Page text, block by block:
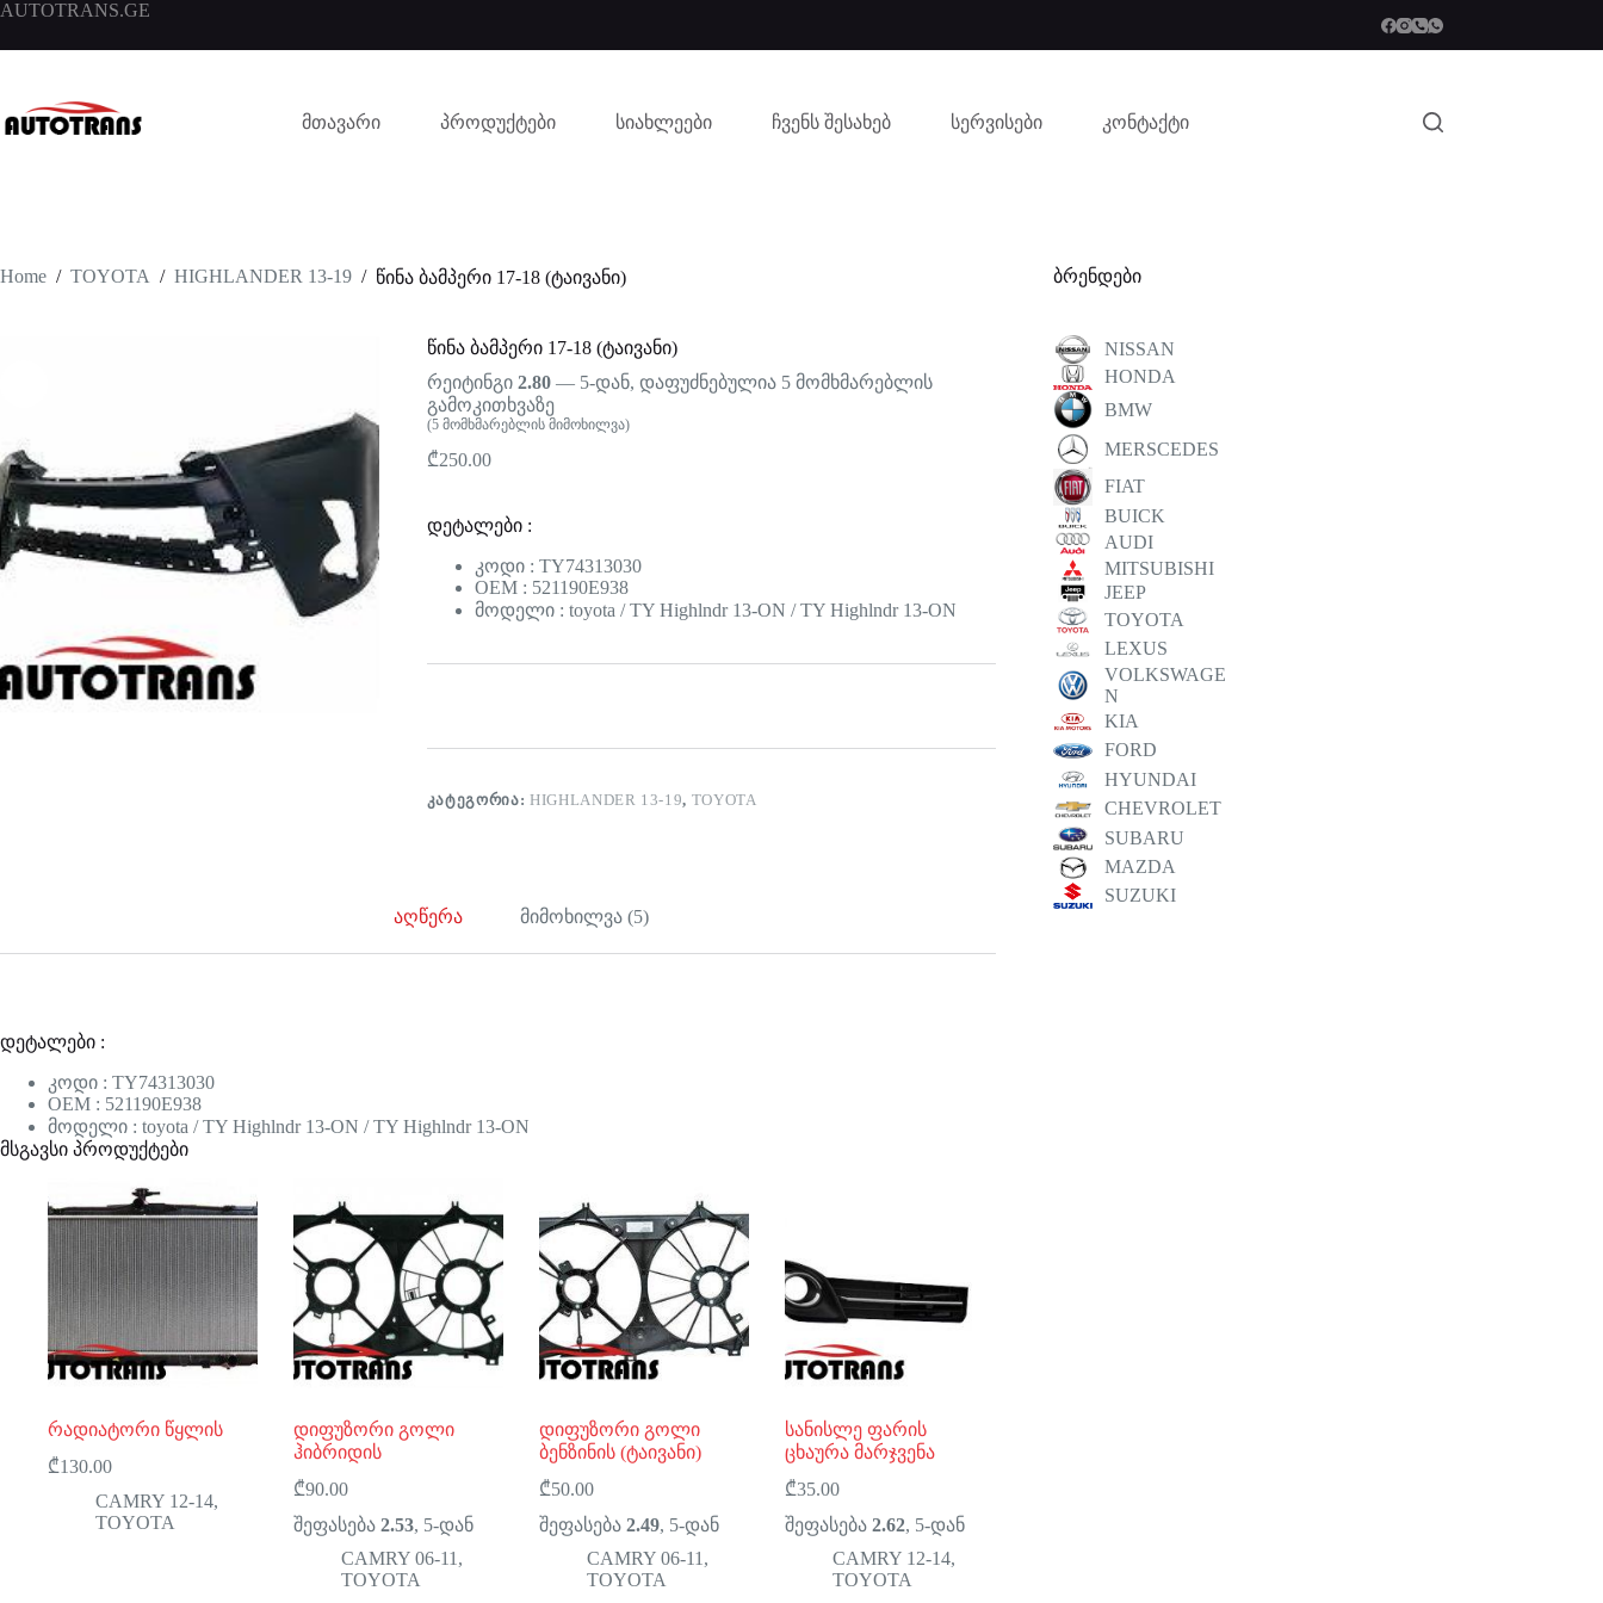
AUTOTRANS.GE
მთავარი პროდუქტები სიახლეები ჩვენს შესახებ სერვისები კონტაქტი
Home / TOYOTA / HIGHLANDER 13-19 / წინა ბამპერი 17-18 (ტაივანი)
წინა ბამპერი 17-18 (ტაივანი)
რეიტინგი 2.80— 5-დან, დაფუძნებულია 5მომხმარებლის
გამოკითხვაზე
(5მომხმარებლის მიმოხილვა)
₾250.00
დეტალები :
კოდი : TY74313030
OEM : 521190E938
მოდელი : toyota / TY Highlndr 13-ON / TY Highlndr 13-ON
ᲙᲐᲢᲔᲒᲝᲠᲘᲐ: HIGHLANDER 13-19, TOYOTA
აღწერა მიმოხილვა (5)
დეტალები :
კოდი : TY74313030
OEM : 521190E938
მოდელი : toyota / TY Highlndr 13-ON / TY Highlndr 13-ON
მსგავსი პროდუქტები
რადიატორი წყლის
₾130.00
CAMRY 12-14,
TOYOTA
დიფუზორი გოლი
ჰიბრიდის
₾90.00
შეფასება2.53, 5-დან
CAMRY 06-11 ,
TOYOTA
დიფუზორი გოლი
ბენზინის (ტაივანი)
₾50.00
შეფასება2.49, 5-დან
CAMRY 06-11 ,
TOYOTA
სანისლე ფარის
ცხაურა მარჯვენა
₾35.00
შეფასება2.62, 5-დან
CAMRY 12-14,
TOYOTA
ბრენდები
NISSAN
HONDA
BMW
MERSCEDES
FIAT
BUICK
AUDI
MITSUBISHI
JEEP
TOYOTA
LEXUS
VOLKSWAGE
N
KIA
FORD
HYUNDAI
CHEVROLET
SUBARU
MAZDA
SUZUKI